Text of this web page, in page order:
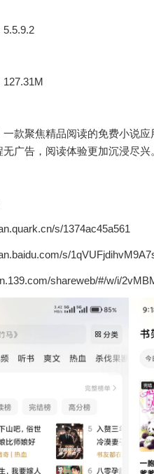
5.5.9.2
127.31M
一款聚焦精品阅读的免费小说
广告，阅读体验更加沉浸尽兴
s/1374ac45a561
s/
shareweb/#/w/i/